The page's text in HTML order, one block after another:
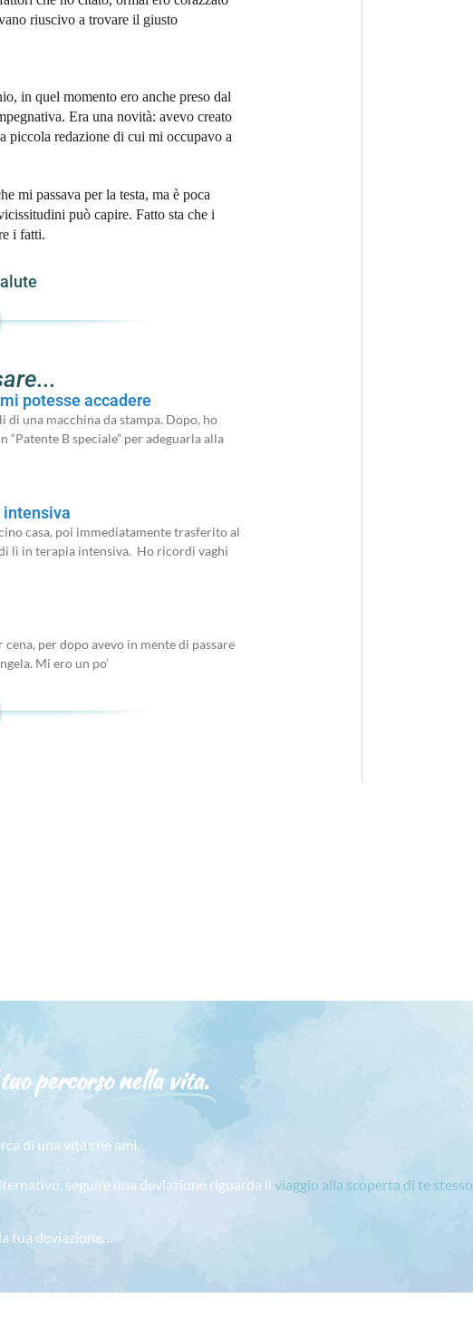
riuscivo a trovare il giusto
in quel momento ero anche preso dal
Era una novità: avevo creato
piccola redazione di cui mi occupavo a
mi passava per la testa, ma è poca
può capire. Fatto sta che i
i fatti.
potesse accadere
di una macchina da stampa. Dopo, ho
B speciale” per adeguarla alla
casa, poi immediatamente trasferito al
lì in terapia intensiva. Ho ricordi vaghi
per dopo avevo in mente di passare
Mi ero un po’
percorso nella vita.
di una vita che ami.
seguire una deviazione riguarda ilviaggio alla scoperta di te stesso
tua deviazione…